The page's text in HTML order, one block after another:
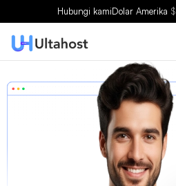
Hubungi kamiDolar Amerika $